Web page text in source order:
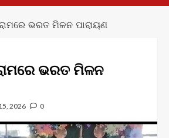
ଭରତ ମିଳନ ପାରାୟଣ
ଭରତ ମିଳନ
2026 0